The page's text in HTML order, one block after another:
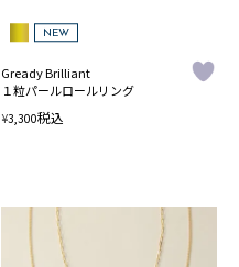
NEW
Gready Brilliant
１粒パールロールリング
¥3,300税込